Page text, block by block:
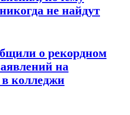
не найдут
о рекордном
на
в колледжи